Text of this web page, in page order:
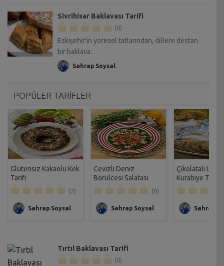
Sivrihisar Baklavası Tarifi
(0)
Eskişehir'in yöresel tatlarından, dillere destan
bir baklava.
Sahrap Soysal
POPÜLER TARİFLER
Glütensiz Kakaolu Kek
Tarifi
(2)
Sahrap Soysal
Cevizli Deniz
Börülcesi Salatası
Tarifi
(0)
Sahrap Soysal
Çikolatalı
Kurabiye Tarifi
Sahrap
Tırtıl Baklavası Tarifi
(0)